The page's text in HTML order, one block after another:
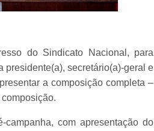
do Sindicato Nacional, para
presidente(a), secretário(a)-geral e
a composição completa –
com apresentação do